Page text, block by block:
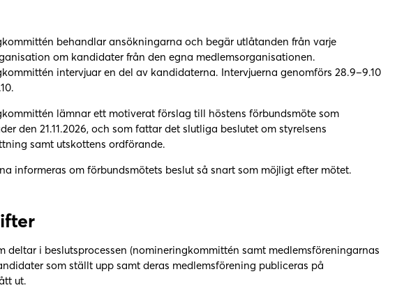
behandlar ansökningarna och begär utlåtanden från varje
om kandidater från den egna medlemsorganisationen.
intervjuar en del av kandidaterna. Intervjuerna genomförs 28.9–9.10
lämnar ett motiverat förslag till höstens förbundsmöte som
den 21.11.2026, och som fattar det slutliga beslutet om styrelsens
samt utskottens ordförande.
informeras om förbundsmötets beslut så snart som möjligt efter mötet.
i beslutsprocessen (nomineringkommittén samt medlemsföreningarnas
som ställt upp samt deras medlemsförening publiceras på
ut.